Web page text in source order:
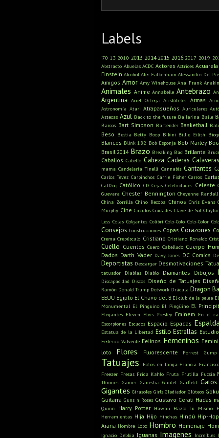
Labels
'70 13 2010 2013 2014 2015 2016 2017 2019
Abstracto Abuelas ACDC Actores Actrices Acuarela
Einstein Alcohol Alec Falkenham Alessandro Del
Amigos Amor Amy Winehouse Ana Frank
Animales Anime Annabelle Antebrazo
Argentina Ariel Ortega Aristóteles Armas
Astronomía Atari Atrapasueños Auriculares
Aztecas Azul Back to the future Bailarina Baile
Barcos Bart Simpson Bartender Basketball
Beso Bestia Betty Boop Bikini Billie Eilish
Blancos Blink 182 Bob Esponja Bob Marley
Brasil 2014 Brazo Breaking Bad Brillante
Caballos Cabello Cabeza Caderas Calaveras
mama Candelaria Tinelli Cannabis Cantantes
Carlos Tevez Carpinchos Carrie Fisher Carros
CatDog Católico CD Cejas Celebridades Celeste
Guevara Chester Bennington Cheyenne Randall
China Zorrilla Chino Recoba Chinos Chris Evans
Murphy Cine Circulos Ciudades Clave de Sol
Less Colas Colgantes Colibrí Colo-Colo Colo-Color
Consejos Construcciones Copas Corazones
Crema Crepúsculo Cristiano Cristiano Ronaldo
Cuello Cuentos Cuero Cabelludo Cuerpo
Dados Darth Vader Davy Jones DC Comics
Deportistas Descargar Desmotivaciones
tatuador
Diablas Diablo Diamantes Dibujos
Discapacidad Discos Diseño de Tatuajes
Ramón Donald Trump Dotwork Drácula Dragon
EEUU Egipto El Chavo del 8 El club de la pelea
Monumental El Pinguino El Pingüino El
Elegantes Eleven Elvis Presley Eminem En el
Escorpiones Escudos Espacio Espadas
Estatua de la Libertad Estilo Estrellas
Federico Valverde Felinos Femeninos
loto
Flores Fluorescente Forrest Gump
Tatuajes
Fotos en Tanga Francia Francisco
Freezer Fresas Frida Kahlo Fruta Frutilla Fucsia
Thrones Gamer Ganesha Gardel Garfield Gatos
Gigantes Girasoles Girls Gladiador Glúteos Goku
Guitarra Guns n Roses Gustavo Cerati Hadas
Quinn
Harry Potter Hawaii Hazlo Tú Mismo
Herramientas Hija Hijo Hinchas Hindú Hip-Hop
Araña Hombre Lobo Hombro Homenaje
Ignacio Debbia Iguanas Imagenes Increíbles